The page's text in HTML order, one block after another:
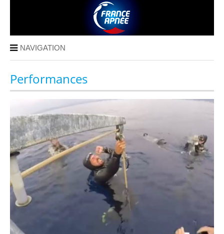
NAVIGATION
Performances